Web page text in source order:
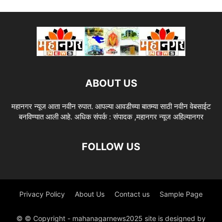
ABOUT US
महानगर न्यूज आता नवीन रुपात. आपल्या आवडीच्या बातम्या साठी नवीन वेबसाईट
बनविण्यात आली आहे. अधिक संपर्क : संपादक ,महानगर न्यूज अहिल्यानगर
FOLLOW US
Privacy Policy About Us Contact us Sample Page
© © Copyright - mahanagarnews2025 site is designed by